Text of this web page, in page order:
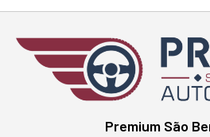
Premium São